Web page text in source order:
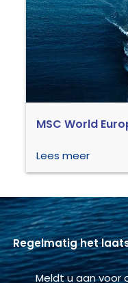
MSC World
Lees meer
Regelmatig het
Meldt u aan voor